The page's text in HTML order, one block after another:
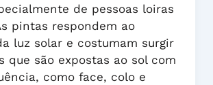
de pessoas loiras
pintas respondem ao
luz solar e costumam surgir
que são expostas ao sol com
como face, colo e